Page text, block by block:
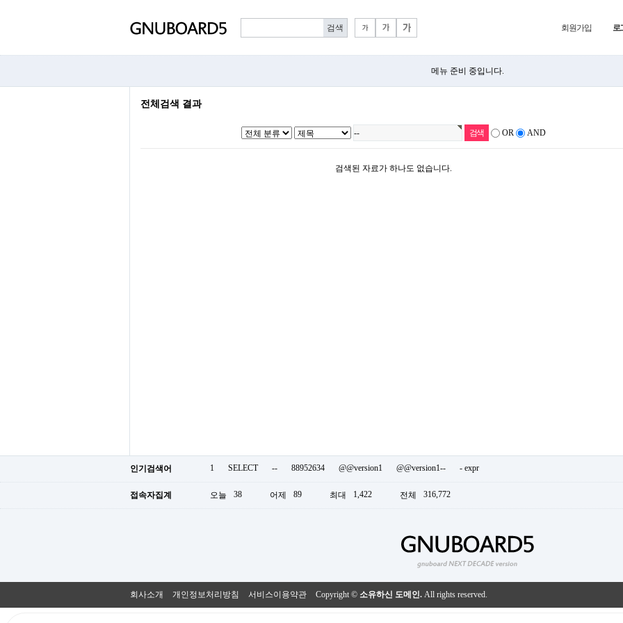
회원가입 로
메뉴 준비 중입니다.
전체검색 결과
OR AND
검색된 자료가 하나도 없습니다.
인기검색어 1 SELECT -- 88952634 @@version1 @@version1-- - expr
접속자집계 오늘 38 어제 89 최대 1,422 전체 316,772
회사소개 개인정보처리방침 서비스이용약관 Copyright © 소유하신 도메인. All rights reserved.